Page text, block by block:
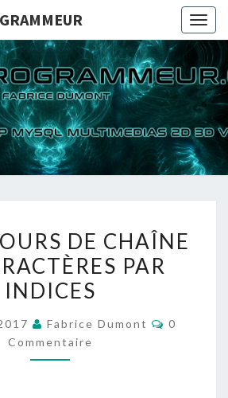
LE
TUTORIELS
PYTHON PHP
MYSQL
MULTIMEDIAS
2D 3D VIDEOS
PARCOURS
DE
CHAÎNE
CARACTÈRES
DE CHAÎNE
PAR
INDICES
Fabrice Dumont
0
Commentaire